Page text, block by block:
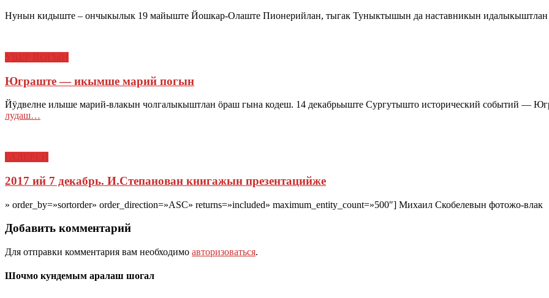
Нунын кидыште – ончыкылык 19 майыште Йошкар-Олаште Пионерийлан, тыгак Туныктышын да наставникын идалыкыштлан
Юграште — икымше марий погын
Йӱдвелне илыше марий-влакын чолгалыкыштлан ӧраш гына кодеш. 14 декабрьыште Сургутышто исторический событий —
лудаш…
2017 ий 7 декабрь. И.Степанован книгажын презентацийже
» order_by=»sortorder» order_direction=»ASC» returns=»included» maximum_entity_count=»500″] Михаил Скобелевын фотожо-влак
Добавить комментарий
Для отправки комментария вам необходимо авторизоваться.
Шочмо кундемым аралаш шогал